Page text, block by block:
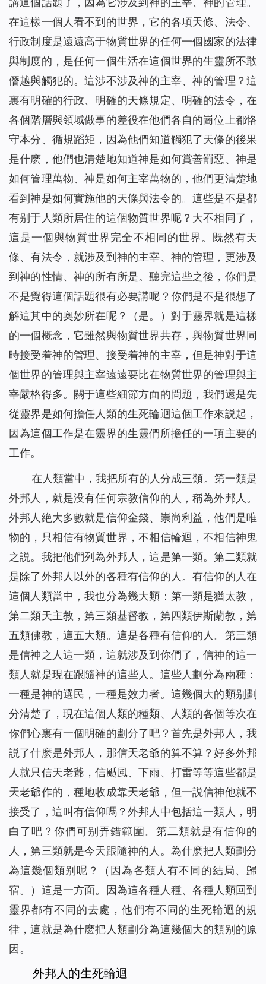
在這樣一個人看不到的世界，它的各項天條、法令、
行政制度是遠遠高于物質世界的任何一個國家的法律
與制度的，是任何一個生活在這個世界的生靈所不敢
僭越與觸犯的。這涉不涉及神的主宰、神的管理？這
裏有明確的行政、明確的天條規定、明確的法令，在
各個階層與領域做事的差役在他們各自的崗位上都恪
守本分、循規蹈矩，因為他們知道觸犯了天條的後果
是什麽，他們也清楚地知道神是如何賞善罰惡、神是
如何管理萬物、神是如何主宰萬物的，他們更清楚地
看到神是如何實施他的天條與法令的。這些是不是都
有别于人類所居住的這個物質世界呢？大不相同了，
這是一個與物質世界完全不相同的世界。既然有天
條、有法令，就涉及到神的主宰、神的管理，更涉及
到神的性情、神的所有所是。聽完這些之後，你們是
不是覺得這個話題很有必要講呢？你們是不是很想了
解這其中的奥妙所在呢？（是。）對于靈界就是這樣
的一個概念，它雖然與物質世界共存，與物質世界同
時接受着神的管理、接受着神的主宰，但是神對于這
個世界的管理與主宰遠遠要比在物質世界的管理與主
宰嚴格得多。關于這些細節方面的問題，我們還是先
從靈界是如何擔任人類的生死輪迴這個工作來説起，
因為這個工作是在靈界的生靈們所擔任的一項主要的
工作。
在人類當中，我把所有的人分成三類。第一類是
外邦人，就是没有任何宗教信仰的人，稱為外邦人。
外邦人絶大多數就是信仰金錢、崇尚利益，他們是唯
物的，只相信有物質世界，不相信輪迴，不相信神鬼
之説。我把他們列為外邦人，這是第一類。第二類就
是除了外邦人以外的各種有信仰的人。有信仰的人在
這個人類當中，我也分為幾大類：第一類是猶太教，
第二類天主教，第三類基督教，第四類伊斯蘭教，第
五類佛教，這五大類。這是各種有信仰的人。第三類
是信神之人這一類，這就涉及到你們了，信神的這一
類人就是現在跟隨神的這些人。這些人劃分為兩種：
一種是神的選民，一種是效力者。這幾個大的類别劃
分清楚了，現在這個人類的種類、人類的各個等次在
你們心裏有一個明確的劃分了吧？首先是外邦人，我
説了什麽是外邦人，那信天老爺的算不算？好多外邦
人就只信天老爺，信颳風、下雨、打雷等等這些都是
天老爺作的，種地收成靠天老爺，但一説信神他就不
接受了，這叫有信仰嗎？外邦人中包括這一類人，明
白了吧？你們可别弄錯範圍。第二類就是有信仰的
人，第三類就是今天跟隨神的人。為什麽把人類劃分
為這幾個類别呢？（因為各類人有不同的結局、歸
宿。）這是一方面。因為這各種人種、各種人類回到
靈界都有不同的去處，他們有不同的生死輪迴的規
律，這就是為什麽把人類劃分為這幾個大的類别的原
因。
外邦人的生死輪迴